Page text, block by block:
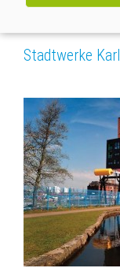
Stadtwerke